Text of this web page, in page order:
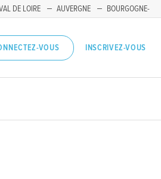
DE LOIRE AUVERGNE
BOURGOGNE-
VOUS INSCRIVEZ-VOUS